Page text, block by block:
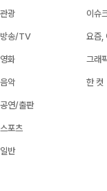
관광
방송/TV
영화
음악
공연/출판
스포츠
일반
이슈
요즘,
그래
한 컷